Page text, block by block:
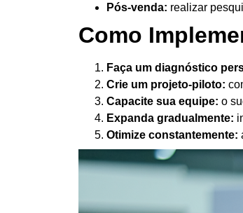
Pós-venda: realizar
Como
Faça um diagnóstico
Crie um projeto-piloto:
Capacite sua equipe: o
Expanda gradualmente:
Otimize constantemente: